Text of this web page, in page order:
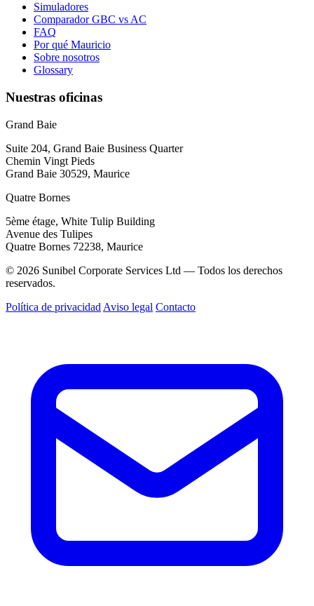
Simuladores
Comparador GBC vs AC
FAQ
Por qué Mauricio
Sobre nosotros
Glossary
Nuestras oficinas
Grand Baie
Suite 204, Grand Baie Business Quarter
Chemin Vingt Pieds
Grand Baie 30529, Maurice
Quatre Bornes
5ème étage, White Tulip Building
Avenue des Tulipes
Quatre Bornes 72238, Maurice
© 2026 Sunibel Corporate Services Ltd — Todos los derechos
reservados.
Política de privacidad Aviso legal Contacto